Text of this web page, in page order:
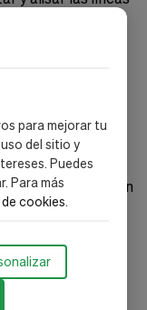
para mejorar tu
del sitio y
Puedes
Para más
cookies.
un extra de
piel nunca se ha
y las arrugas han
ojeras, pero
El contorno
han